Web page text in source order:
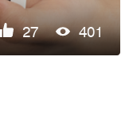
27 401